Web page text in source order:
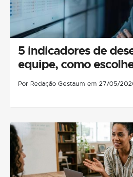
5 indicadores de
equipe, como
Por Redação Gestaum em 27/05/